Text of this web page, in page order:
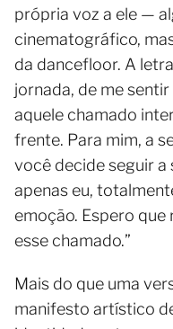
própria voz a ele —
cinematográfico,
da dancefloor. A
jornada, de me
aquele chamado
frente. Para mim, a
você decide seguir a
apenas eu,
emoção. Espero que
esse chamado.”
Mais do que uma
manifesto artístico